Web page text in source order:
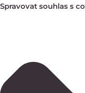
Spravovat souhlas s